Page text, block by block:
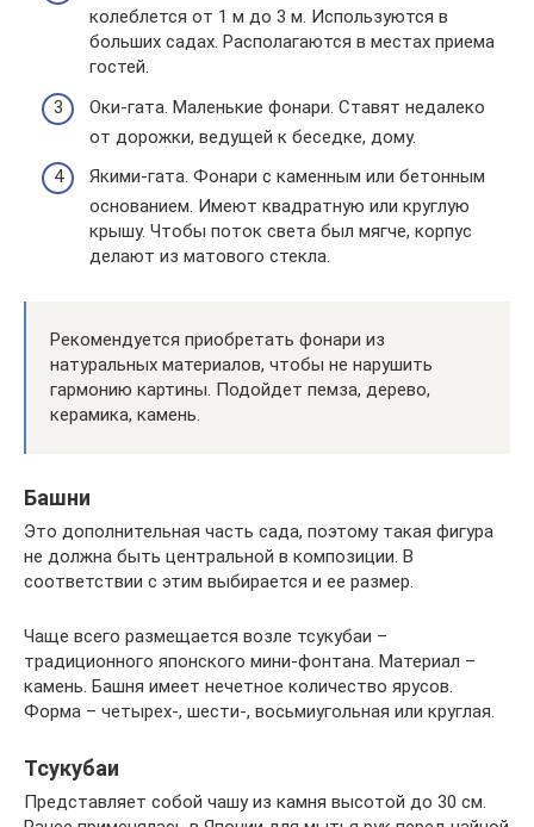
колеблется от 1 м до 3 м. Используются в
больших садах. Располагаются в местах приема
гостей.
Оки-гата. Маленькие фонари. Ставят недалеко
от дорожки, ведущей к беседке, дому.
Якими-гата. Фонари с каменным или бетонным
основанием. Имеют квадратную или круглую
крышу. Чтобы поток света был мягче, корпус
делают из матового стекла.
Рекомендуется приобретать фонари из
натуральных материалов, чтобы не нарушить
гармонию картины. Подойдет пемза, дерево,
керамика, камень.
Башни
Это дополнительная часть сада, поэтому такая фигура
не должна быть центральной в композиции. В
соответствии с этим выбирается и ее размер.
Чаще всего размещается возле тсукубаи –
традиционного японского мини-фонтана. Материал –
камень. Башня имеет нечетное количество ярусов.
Форма – четырех-, шести-, восьмиугольная или круглая.
Тсукубаи
Представляет собой чашу из камня высотой до 30 см.